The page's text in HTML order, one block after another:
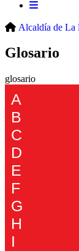
Alcaldía de La
Glosario
​glosa​rio
A
B
C
D
E
F
G
H
I